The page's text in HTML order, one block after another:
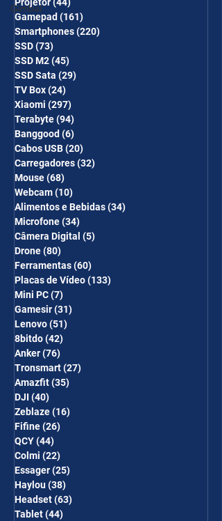
Gimbal
Projetor(44)
Gamepad (161)
Smartphones(220)
SSD(73)
SSD M2(45)
SSD Sata (29)
TV Box(24)
Xiaomi (297)
Terabyte(94)
Banggood (6)
Cabos USB(20)
Carregadores(32)
Mouse(68)
Webcam(10)
Alimentos e Bebidas(34)
Microfone(34)
Câmera Digital (5)
Drone(80)
Ferramentas(60)
Placas de Vídeo(133)
Mini PC(7)
Gamesir(31)
Lenovo(51)
8bitdo(42)
Anker(76)
Tronsmart(27)
Amazfit(35)
DJI (40)
Zeblaze(16)
Fifine(26)
QCY(44)
Colmi (22)
Essager(25)
Haylou(38)
Headset(63)
Tablet(44)